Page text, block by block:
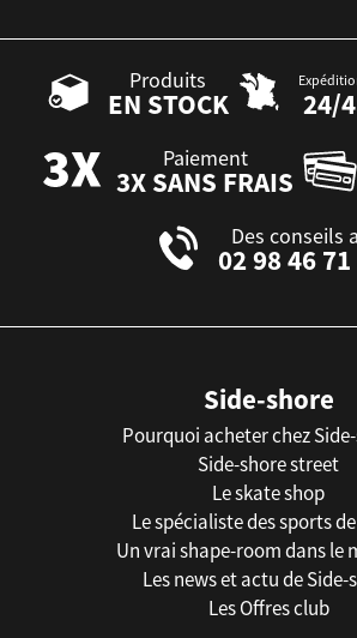
Produits
EN STOCK 24/
Paiement
3X SANS FRAIS
Des conseils
02 98 46 71
Side-shore
Pourquoi acheter chez
Side-shore street
Le skate shop
Le spécialiste des sports
Un vrai shape-room dans le
Les news et actu de Side-
Les Offres club